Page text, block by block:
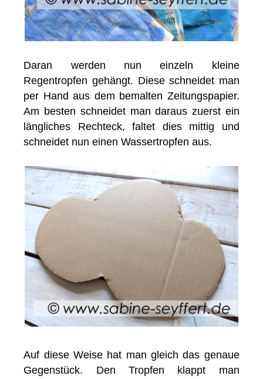
Daran werden nun einzeln kleine
Regentropfen gehängt. Diese schneidet man
per Hand aus dem bemalten Zeitungspapier.
Am besten schneidet man daraus zuerst ein
längliches Rechteck, faltet dies mittig und
schneidet nun einen Wassertropfen aus.
Auf diese Weise hat man gleich das genaue
Gegenstück. Den Tropfen klappt man